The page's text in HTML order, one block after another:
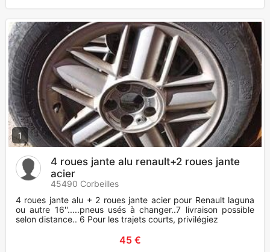
1
4 roues jante alu renault+2 roues jante
acier
45490 Corbeilles
4 roues jante alu + 2 roues jante acier pour Renault laguna
ou autre 16''.....pneus usés à changer..7 livraison possible
selon distance.. 6 Pour les trajets courts, privilégiez
45 €